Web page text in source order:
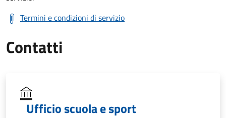
Termini e condizioni di servizio
Contatti
Ufficio scuola e sport